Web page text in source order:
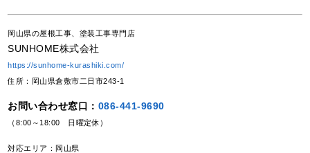
岡山県の屋根工事、塗装工事専門店
SUNHOME株式会社
https://sunhome-kurashiki.com/
住所：岡山県倉敷市二日市243-1
お問い合わせ窓口： 086-441-9690
（8:00～18:00 日曜定休）
対応エリア：岡山県